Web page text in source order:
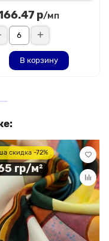
р/мп
В корзину
скидка -72%
гр/м²